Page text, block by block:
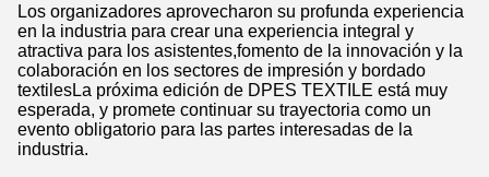
Los organizadores aprovecharon su profunda experiencia
en la industria para crear una experiencia integral y
atractiva para los asistentes,fomento de la innovación y la
colaboración en los sectores de impresión y bordado
textilesLa próxima edición de DPES TEXTILE está muy
esperada, y promete continuar su trayectoria como un
evento obligatorio para las partes interesadas de la
industria.